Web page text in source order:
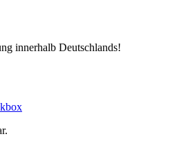
innerhalb Deutschlands!